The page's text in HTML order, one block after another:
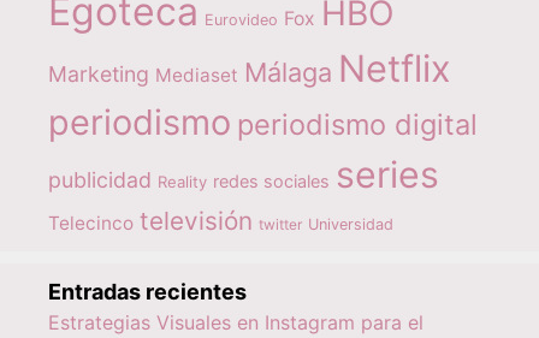
Egoteca Eurovideo Fox HBO
Marketing Mediaset Málaga Netflix
periodismo periodismo digital
publicidad Reality redes sociales series
Telecinco televisión twitter Universidad
Entradas recientes
Estrategias Visuales en Instagram para el